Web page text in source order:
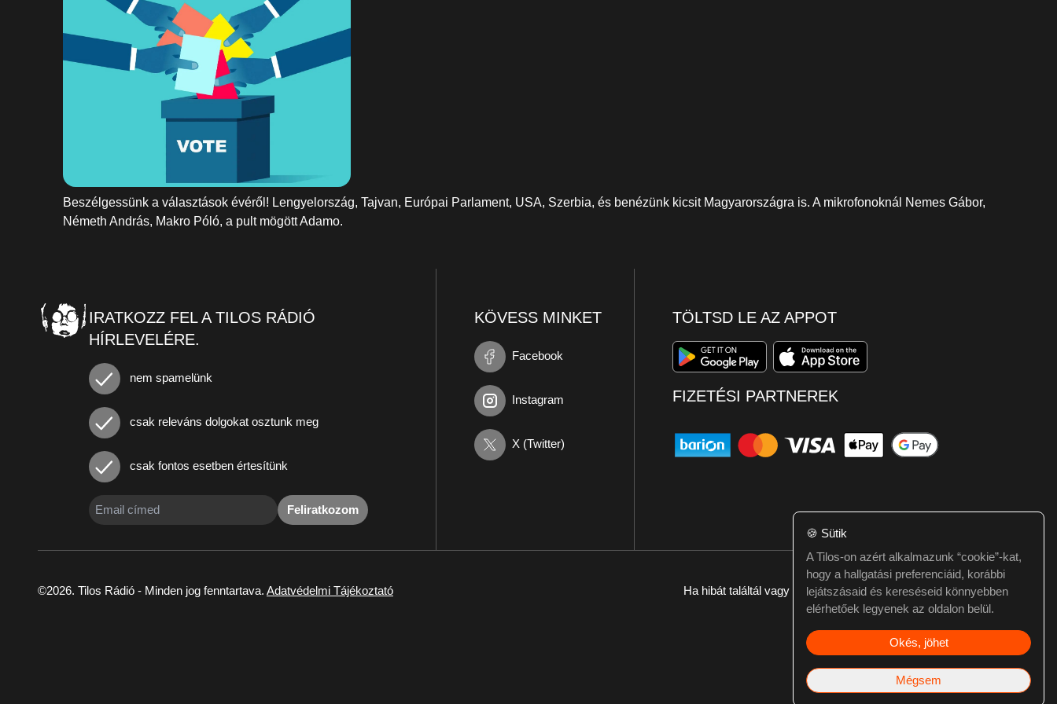
Beszélgessünk a választások évéről! Lengyelország, Tajvan, Európai Parlament, USA, Szerbia, és benézünk kicsit Magyarországra is. A mikrofonoknál Nemes Gábor,
Németh András, Makro Póló, a pult mögött Adamo.
IRATKOZZ FEL A TILOS RÁDIÓ
HÍRLEVELÉRE.
nem spamelünk
csak releváns dolgokat osztunk meg
csak fontos esetben értesítünk
Feliratkozom
KÖVESS MINKET
Facebook
Instagram
X (Twitter)
TÖLTSD LE AZ APPOT
FIZETÉSI PARTNEREK
©2026. Tilos Rádió - Minden jog fenntartava. Adatvédelmi Tájékoztató Ha hibát találtál vagy kérdésed van itt jelezd:webmester@tilos.hu
🍪 Sütik
A Tilos-on azért alkalmazunk “cookie”-kat,
hogy a hallgatási preferenciáid, korábbi
lejátszásaid és kereséseid könnyebben
elérhetőek legyenek az oldalon belül.
Okés, jöhet
Mégsem